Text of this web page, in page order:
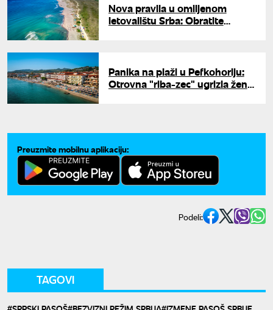
Nova pravila u omiljenom
letovalištu Srba: Obratite
Panika na plaži u Pefkohoriju:
Otrovna "riba-zec" ugrizla ženu
Preuzmite mobilnu aplikaciju:
Podeli:
TAGOVI